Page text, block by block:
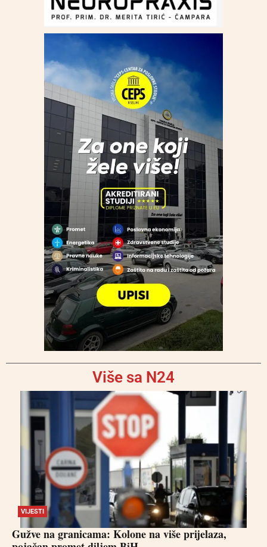
Više sa N24
VIJESTI
Gužve na granicama: Kolone na više prijelaza,